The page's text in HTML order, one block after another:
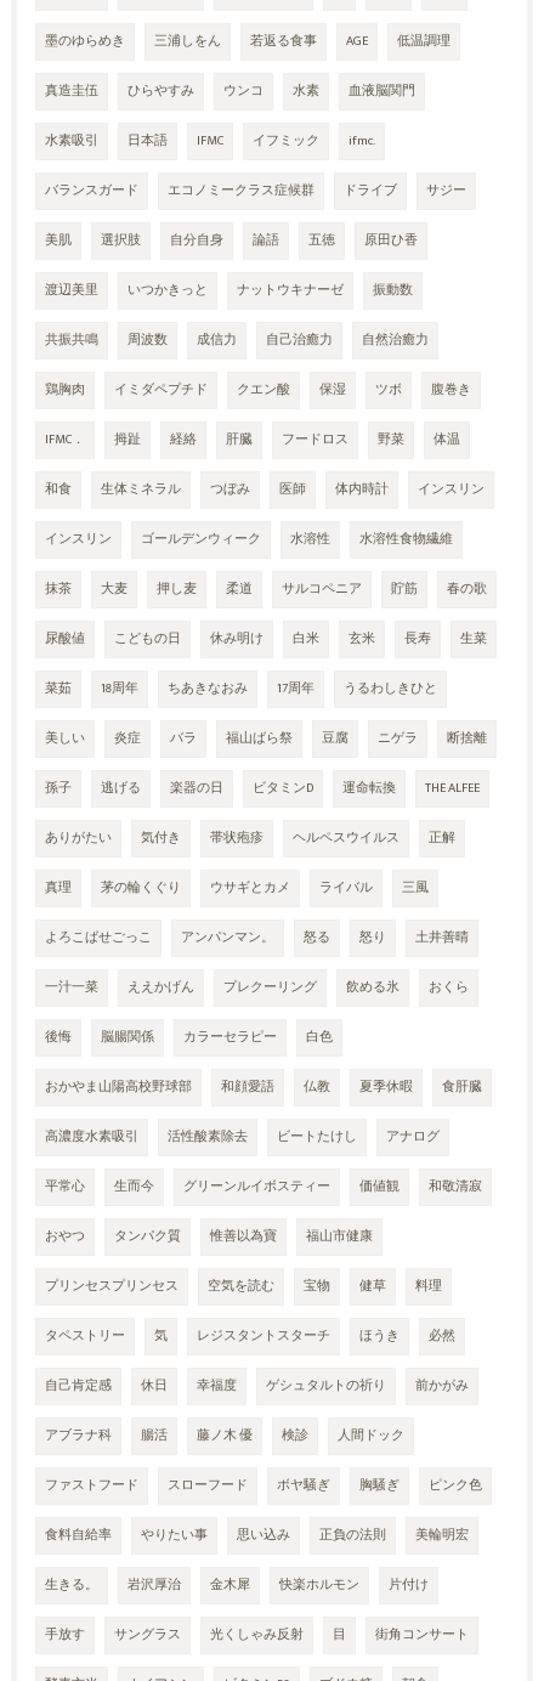
墨のゆらめき 三浦しをん 若返る食事 AGE 低温調理
真造圭伍 ひらやすみ ウンコ 水素 血液脳関門
水素吸引 日本語 IFMC イフミック ifmc.
バランスガード エコノミークラス症候群 ドライブ サジー
美肌 選択肢 自分自身 論語 五徳 原田ひ香
渡辺美里 いつかきっと ナットウキナーゼ 振動数
共振共鳴 周波数 成信力 自己治癒力 自然治癒力
鶏胸肉 イミダペプチド クエン酸 保湿 ツボ 腹巻き
IFMC． 拇趾 経絡 肝臓 フードロス 野菜 体温
和食 生体ミネラル つぼみ 医師 体内時計 インスリン
インスリン ゴールデンウィーク 水溶性 水溶性食物繊維
抹茶 大麦 押し麦 柔道 サルコペニア 貯筋 春の歌
尿酸値 こどもの日 休み明け 白米 玄米 長寿 生菜
菜茹 18周年 ちあきなおみ 17周年 うるわしきひと
美しい 炎症 バラ 福山ばら祭 豆腐 ニゲラ 断捨離
孫子 逃げる 楽器の日 ビタミンD 運命転換 THE ALFEE
ありがたい 気付き 帯状疱疹 ヘルペスウイルス 正解
真理 茅の輪くぐり ウサギとカメ ライバル 三風
よろこばせごっこ アンパンマン。 怒る 怒り 土井善晴
一汁一菜 ええかげん プレクーリング 飲める氷 おくら
後悔 脳腸関係 カラーセラピー 白色
おかやま山陽高校野球部 和顔愛語 仏教 夏季休暇 食肝臓
高濃度水素吸引 活性酸素除去 ビートたけし アナログ
平常心 生而今 グリーンルイボスティー 価値観 和敬清寂
おやつ タンパク質 惟善以為寶 福山市健康
プリンセスプリンセス 空気を読む 宝物 健草 料理
タペストリー 気 レジスタントスターチ ほうき 必然
自己肯定感 休日 幸福度 ゲシュタルトの祈り 前かがみ
アブラナ科 腸活 藤ノ木 優 検診 人間ドック
ファストフード スローフード ボヤ騒ぎ 胸騒ぎ ピンク色
食料自給率 やりたい事 思い込み 正負の法則 美輪明宏
生きる。 岩沢厚治 金木犀 快楽ホルモン 片付け
手放す サングラス 光くしゃみ反射 目 街角コンサート